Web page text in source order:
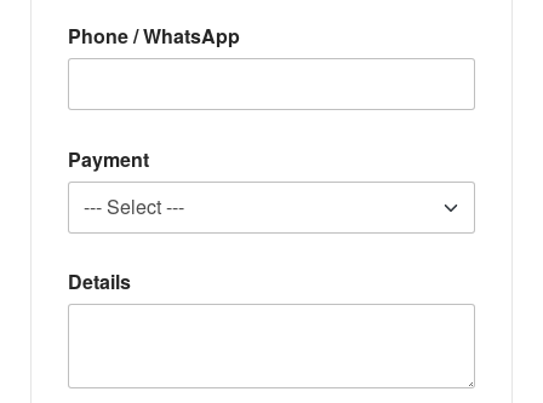
Phone / WhatsApp
Payment
Details